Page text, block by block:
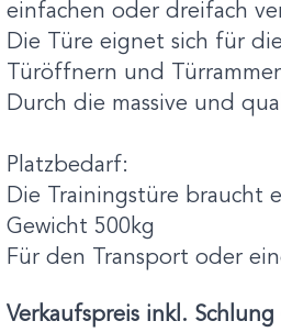
einfachen oder dreifach
Die Türe eignet sich für
Türöffnern und
Durch die massive und
Platzbedarf:
Die Trainingstüre braucht
Gewicht 500kg
Für den Transport oder
Verkaufspreis inkl. Schlung